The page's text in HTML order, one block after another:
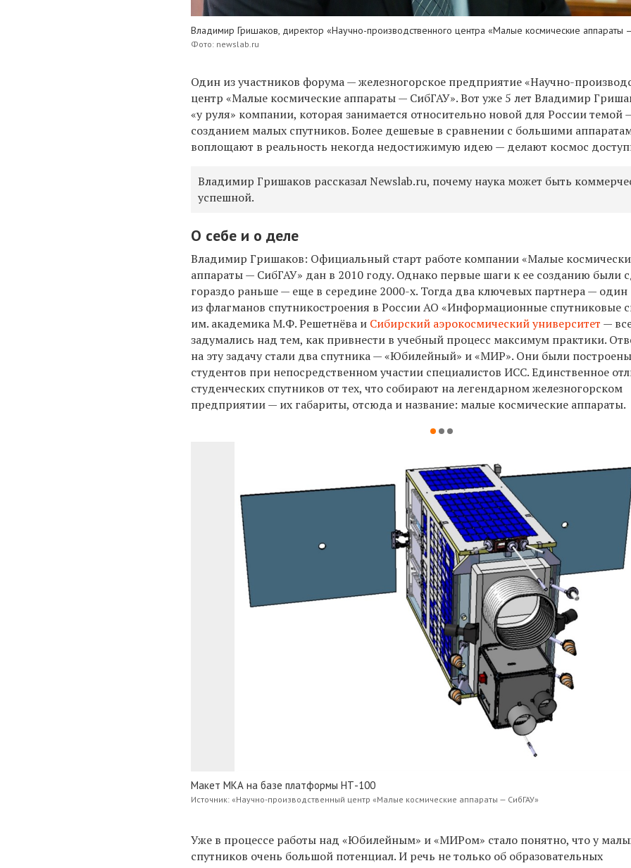
Владимир Гришаков, директор «Научно-производственного центра «Малые космические аппараты
Фото: newslab.ru
Один из участников форума — железногорское предприятие «Научно-
центр «Малые космические аппараты — СибГАУ». Вот уже 5 лет Владимир
«у руля» компании, которая занимается относительно новой для России темой
созданием малых спутников. Более дешевые в сравнении с большими
воплощают в реальность некогда недостижимую идею — делают космос
Владимир Гришаков рассказал Newslab.ru, почему наука может быть
успешной.
О себе и о деле
Владимир Гришаков: Официальный старт работе компании «Малые
аппараты — СибГАУ» дан в 2010 году. Однако первые шаги к ее созданию были
гораздо раньше — еще в середине 2000-х. Тогда два ключевых партнера — один
из флагманов спутникостроения в России АО «Информационные спутниковые
им. академика М.Ф. Решетнёва и Сибирский аэрокосмический университет —
задумались над тем, как привнести в учебный процесс максимум практики.
на эту задачу стали два спутника — «Юбилейный» и «МИР». Они были
студентов при непосредственном участии специалистов ИСС. Единственное
студенческих спутников от тех, что собирают на легендарном железногорском
предприятии — их габариты, отсюда и название: малые космические аппараты.
Макет МКА на базе платформы НТ-100
Источник: «Научно-производственный центр «Малые космические аппараты — СибГАУ»
Уже в процессе работы над «Юбилейным» и «МИРом» стало понятно, что у
спутников очень большой потенциал. И речь не только об образовательных